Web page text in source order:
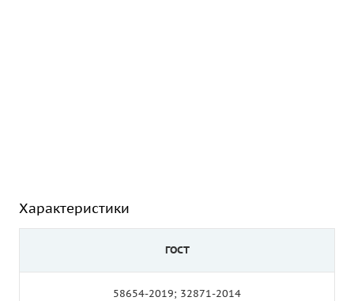
Характеристики
ГОСТ
58654-2019; 32871-2014